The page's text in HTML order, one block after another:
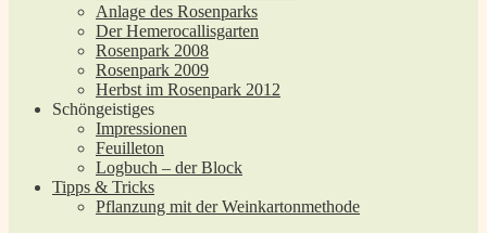
Anlage des Rosenparks
Der Hemerocallisgarten
Rosenpark 2008
Rosenpark 2009
Herbst im Rosenpark 2012
Schöngeistiges
Impressionen
Feuilleton
Logbuch – der Block
Tipps & Tricks
Pflanzung mit der Weinkartonmethode